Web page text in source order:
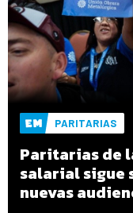
PARITARIAS
Paritarias de
salarial sigue
nuevas